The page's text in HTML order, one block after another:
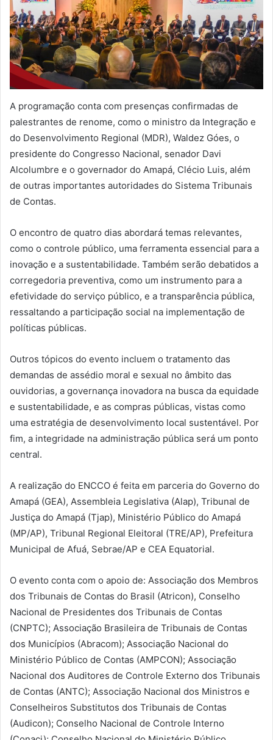
A programação conta com presenças confirmadas de
palestrantes de renome, como o ministro da Integração e
do Desenvolvimento Regional (MDR), Waldez Góes, o
presidente do Congresso Nacional, senador Davi
Alcolumbre e o governador do Amapá, Clécio Luis, além
de outras importantes autoridades do Sistema Tribunais
de Contas.
O encontro de quatro dias abordará temas relevantes,
como o controle público, uma ferramenta essencial para a
inovação e a sustentabilidade. Também serão debatidos a
corregedoria preventiva, como um instrumento para a
efetividade do serviço público, e a transparência pública,
ressaltando a participação social na implementação de
políticas públicas.
Outros tópicos do evento incluem o tratamento das
demandas de assédio moral e sexual no âmbito das
ouvidorias, a governança inovadora na busca da equidade
e sustentabilidade, e as compras públicas, vistas como
uma estratégia de desenvolvimento local sustentável. Por
fim, a integridade na administração pública será um ponto
central.
A realização do ENCCO é feita em parceria do Governo do
Amapá (GEA), Assembleia Legislativa (Alap), Tribunal de
Justiça do Amapá (Tjap), Ministério Público do Amapá
(MP/AP), Tribunal Regional Eleitoral (TRE/AP), Prefeitura
Municipal de Afuá, Sebrae/AP e CEA Equatorial.
O evento conta com o apoio de: Associação dos Membros
dos Tribunais de Contas do Brasil (Atricon), Conselho
Nacional de Presidentes dos Tribunais de Contas
(CNPTC); Associação Brasileira de Tribunais de Contas
dos Municípios (Abracom); Associação Nacional do
Ministério Público de Contas (AMPCON); Associação
Nacional dos Auditores de Controle Externo dos Tribunais
de Contas (ANTC); Associação Nacional dos Ministros e
Conselheiros Substitutos dos Tribunais de Contas
(Audicon); Conselho Nacional de Controle Interno